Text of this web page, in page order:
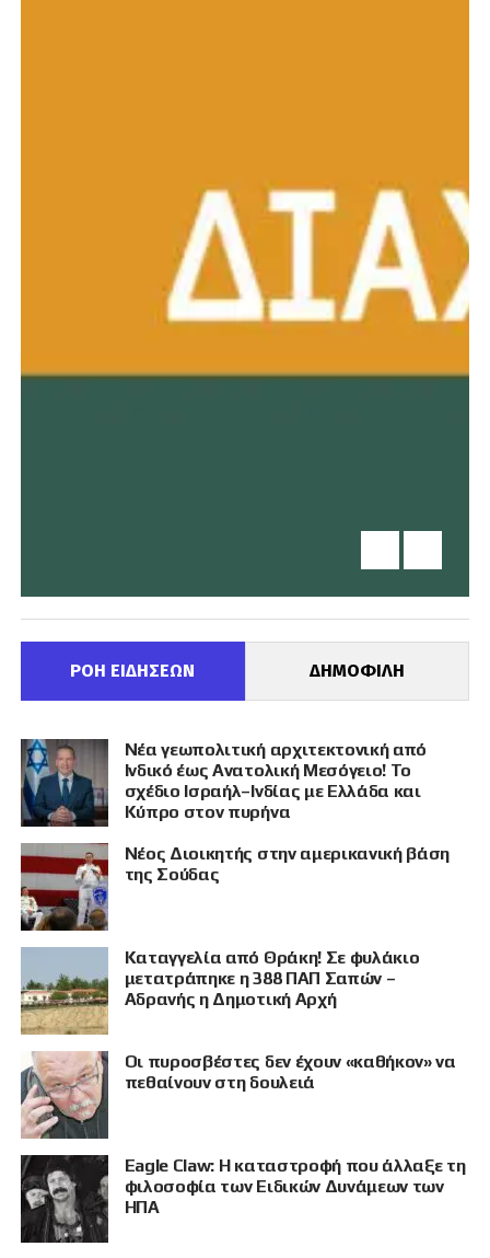
ΠΡΟΒΟΛΗ
ΡΟΗ ΕΙΔΗΣΕΩΝ ΔΗΜΟΦΙΛΗ
Νέα γεωπολιτική αρχιτεκτονική από
Ινδικό έως Ανατολική Μεσόγειο! Το
σχέδιο Ισραήλ–Ινδίας με Ελλάδα και
Κύπρο στον πυρήνα
Νέος Διοικητής στην αμερικανική βάση
της Σούδας
Καταγγελία από Θράκη! Σε φυλάκιο
μετατράπηκε η 388 ΠΑΠ Σαπών –
Αδρανής η Δημοτική Αρχή
Οι πυροσβέστες δεν έχουν «καθήκον» να
πεθαίνουν στη δουλειά
Eagle Claw: Η καταστροφή που άλλαξε τη
φιλοσοφία των Ειδικών Δυνάμεων των
ΗΠΑ